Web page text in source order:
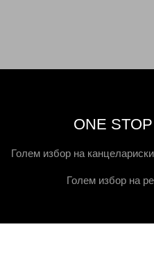
ONE
Голем избор на
Голем избор на